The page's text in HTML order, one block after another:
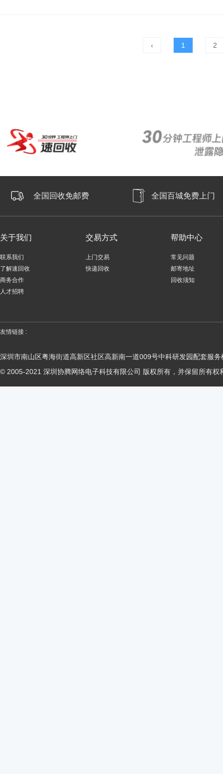
‹ 1 2
全国回收免邮费 全国百城免费上门
关于我们
联系我们
了解速回收
商务合作
人才招聘
交易方式
上门交易
快递回收
帮助中心
常见问题
邮寄地址
回收须知
友情链接 :
深圳市南山区粤海街道高新区社区高新南一道009号中科研发园配套服务
© 2005-2021 深圳协腾网络电子科技有限公司 版权所有，并保留所有权